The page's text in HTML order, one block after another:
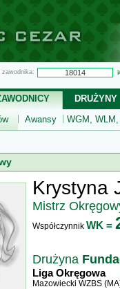
DRUŻYNY
Awansy WGM, WLM,
Krystyna
Mistrz
Współczynnik WK =
Drużyna
Liga Okręgowa
Mazowiecki WZBS